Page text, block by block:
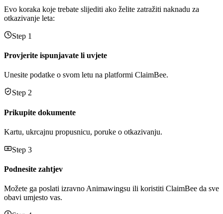
Evo koraka koje trebate slijediti ako želite zatražiti naknadu za
otkazivanje leta:
Step 1
Provjerite ispunjavate li uvjete
Unesite podatke o svom letu na platformi ClaimBee.
Step 2
Prikupite dokumente
Kartu, ukrcajnu propusnicu, poruke o otkazivanju.
Step 3
Podnesite zahtjev
Možete ga poslati izravno Animawingsu ili koristiti ClaimBee da sve
obavi umjesto vas.